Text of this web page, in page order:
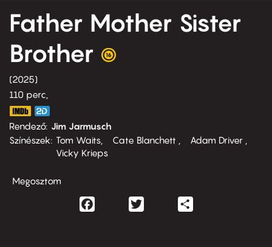
Father Mother Sister
Brother
2025
110 perc,
Rendező Jim Jarmusch
Színészek
Tom Waits Cate Blanchett
Adam Driver
Vicky Krieps
Megosztom
Facebook